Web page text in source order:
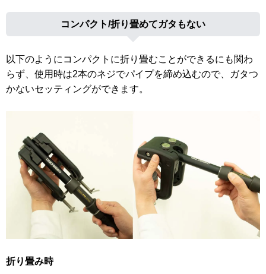
コンパクト/折り畳めてガタもない
以下のようにコンパクトに折り畳むことができるにも関わ
らず、使用時は2本のネジでパイプを締め込むので、ガタつ
かないセッティングができます。
折り畳み時